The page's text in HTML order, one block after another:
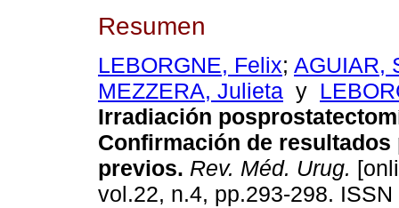
Resumen
LEBORGNE, Felix; AGUIAR,
MEZZERA, Julieta y
Irradiación
Confirmación de
previos. Rev. Méd. Urug.
vol.22, n.4, pp.293-298.